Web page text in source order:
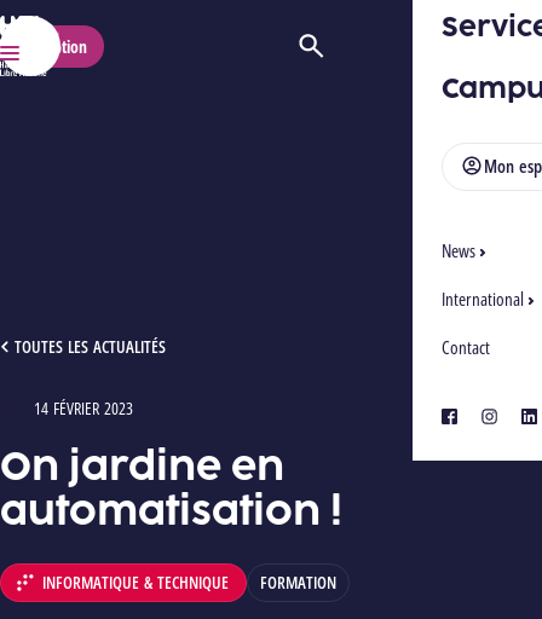
HELMo
Menu
Mon
News
International
Contact
facebook
Inscription Ouvrir/Fermer la recherche
TOUTES LES ACTUALITÉS
ON JARDINE EN AUTOMATISATION !
On jardine en
automatisation !
Type : Articles
14 FÉVRIER 2023
DÉPARTEMENT :
INFORMATIQUE & TECHNIQUE FORMATION